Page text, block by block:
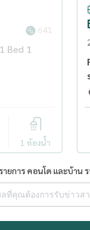
641
Bed 1
1 ห้องน้ำ
ายการ คอนโด และบ้าน